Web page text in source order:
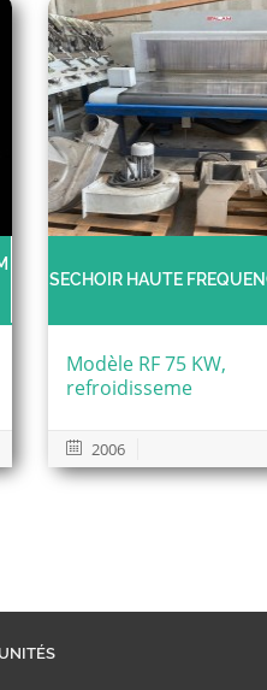
SECHOIR HAUTE
Modèle RF 75 KW,
refroidisseme
2006